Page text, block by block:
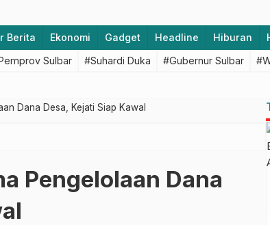
Berita Ekonomi Gadget Headline Hiburan
Sulbar #Suhardi Duka #Gubernur Sulbar
Dana Desa, Kejati Siap Kawal
Pengelolaan Dana